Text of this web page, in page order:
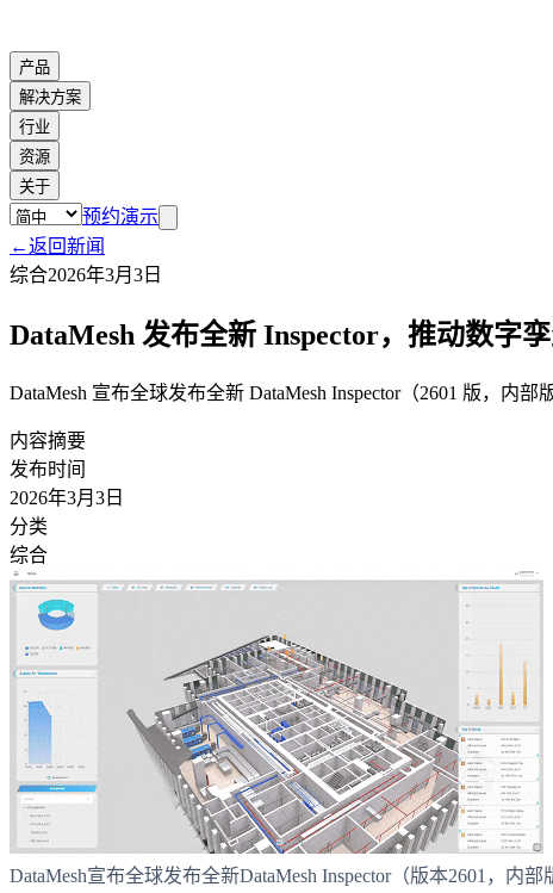
产品
解决方案
行业
资源
关于
预约演示
←返回新闻
综合2026年3月3日
DataMesh 发布全新 Inspector，推动数字
DataMesh 宣布全球发布全新 DataMesh Inspector（2601 版，内
内容摘要
发布时间
2026年3月3日
分类
综合
DataMesh宣布全球发布全新DataMesh Inspector（版本2601，